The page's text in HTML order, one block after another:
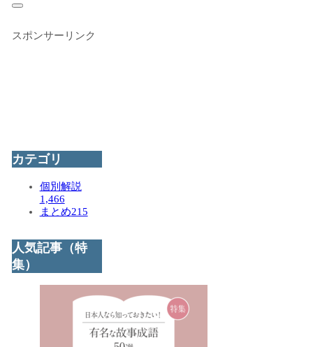
スポンサーリンク
カテゴリ
個別解説
1,466
まとめ215
人気記事（特
集）